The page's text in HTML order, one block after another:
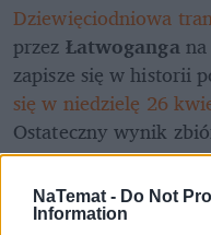
NaTemat - Do Not
Information
Dziewięciodniowa
przez Łatwoganga na
zapisze się w historii
się w niedzielę 26
Ostateczny wynik
nowotworami
osiągając
złotych. Jak